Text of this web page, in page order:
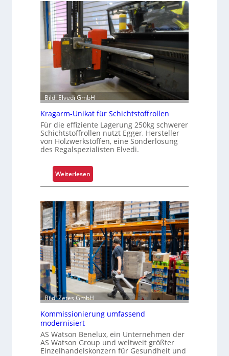
r
l
e
b
n
s
r
u
m
G
r
i
f
e
n
k
o
m
p
e
e
i
s
t
a
l
s
F
a
h
e
Bild: Elvedi GmbH
Kragarm-Unikat für Schichtstoffrollen
Für die effiziente Lagerung 250kg schwerer
Schichtstoffrollen nutzt Egger, Hersteller
von Holzwerkstoffen, eine Sonderlösung
des Regalspezialisten Elvedi.
Weiterlesen
K
a
g
a
r
m
-
U
n
i
k
a
f
ü
Bild: Zetes GmbH
Kommissionierung umfassend
modernisiert
AS Watson Benelux, ein Unternehmen der
AS Watson Group und weltweit größter
Einzelhandelskonzern für Gesundheit und